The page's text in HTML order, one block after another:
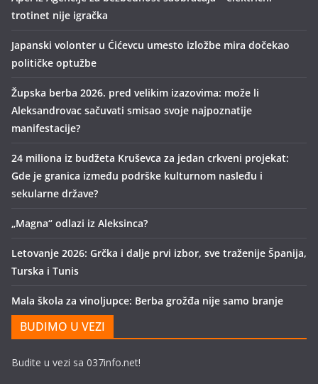
trotinet nije igračka
Japanski volonter u Ćićevcu umesto izložbe mira dočekao
političke optužbe
Župska berba 2026. pred velikim izazovima: može li
Aleksandrovac sačuvati smisao svoje najpoznatije
manifestacije?
24 miliona iz budžeta Kruševca za jedan crkveni projekat:
Gde je granica između podrške kulturnom nasleđu i
sekularne države?
„Magna“ odlazi iz Aleksinca?
Letovanje 2026: Grčka i dalje prvi izbor, sve traženije Španija,
Turska i Tunis
Mala škola za vinoljupce: Berba grožđa nije samo branje
BUDIMO U VEZI
Budite u vezi sa 037info.net!